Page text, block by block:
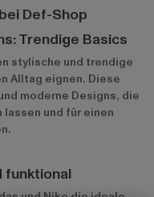
Def-Shop
Trendige Basics
stylische und trendige
Alltag eignen. Diese
moderne Designs, die
und für einen
funktional